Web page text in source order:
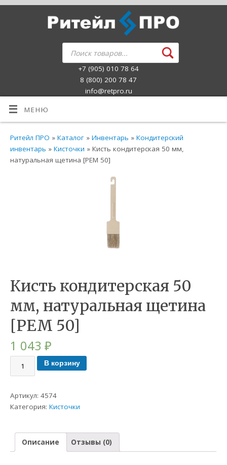
+7 (905) 010 78 64
8 (800) 200 78 47
info@retpro.ru
МЕНЮ
Ритейл ПРО »Каталог »Инвентарь »Кондитерский
инвентарь »Кисточки » Кисть кондитерская 50 мм,
натуральная щетина [РЕМ 50]
Кисть кондитерская 50
мм, натуральная щетина
[РЕМ 50]
1 043₽
В корзину
Артикул:4574
Категория:Кисточки
Описание Отзывы (0)